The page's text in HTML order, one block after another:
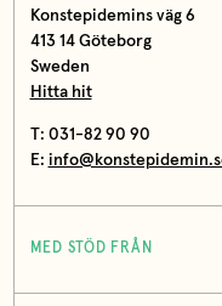
Konstepidemins väg 6
413 14 Göteborg
Sweden
Hitta hit
T: 031-82 90 90
E:
MED STÖD FRÅN